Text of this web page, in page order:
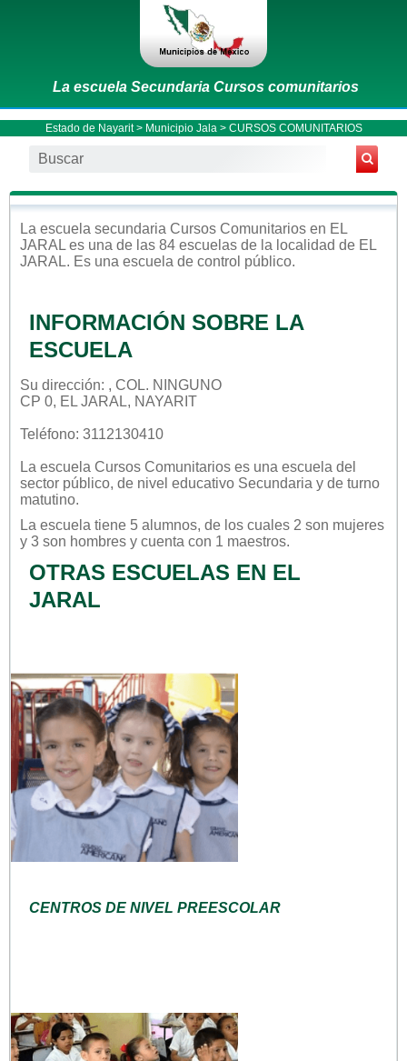
La escuela Secundaria Cursos comunitarios
Estado de Nayarit> Municipio Jala > CURSOS COMUNITARIOS
La escuela secundaria Cursos Comunitarios en EL
JARAL es una de las 84 escuelas de la localidad de EL
JARAL. Es una escuela de control público.
INFORMACIÓN SOBRE LA
ESCUELA
Su dirección: , COL. NINGUNO
CP 0, EL JARAL, NAYARIT
Teléfono: 3112130410
La escuela Cursos Comunitarios es una escuela del
sector público, de nivel educativo Secundaria y de turno
matutino.
La escuela tiene 5 alumnos, de los cuales 2 son mujeres
y 3 son hombres y cuenta con 1 maestros.
OTRAS ESCUELAS EN EL
JARAL
CENTROS DE NIVEL PREESCOLAR